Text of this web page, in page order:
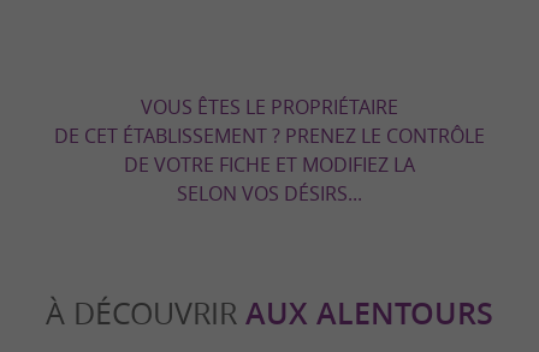
VOUS ÊTES LE PROPRIÉTAIRE
DE CET ÉTABLISSEMENT ? PRENEZ LE CONTRÔLE
DE VOTRE FICHE ET MODIFIEZ LA
SELON VOS DÉSIRS...
À DÉCOUVRIR AUX ALENTOURS